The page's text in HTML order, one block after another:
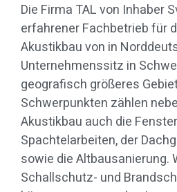
Die Firma TAL von Inhaber
erfahrener Fachbetrieb für
Akustikbau von in
Unternehmenssitz in
geografisch größeres
Schwerpunkten zählen
Akustikbau auch die
Spachtelarbeiten, der
sowie die Altbausanierung.
Schallschutz- und